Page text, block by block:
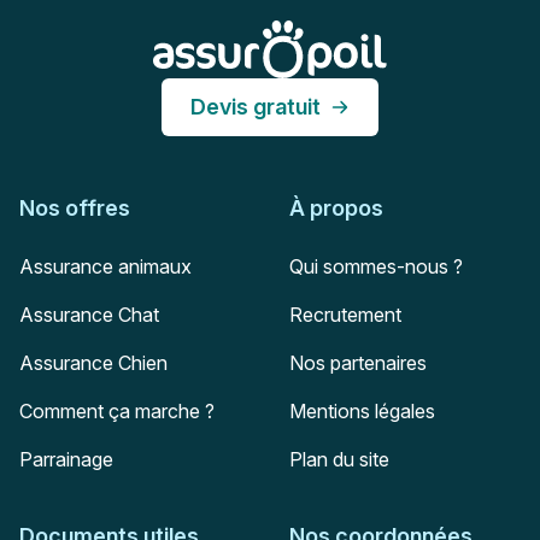
Devis gratuit
Nos offres
Assurance animaux
Assurance Chat
Assurance Chien
Comment ça marche ?
Parrainage
À propos
Qui sommes-nous ?
Recrutement
Nos partenaires
Mentions légales
Plan du site